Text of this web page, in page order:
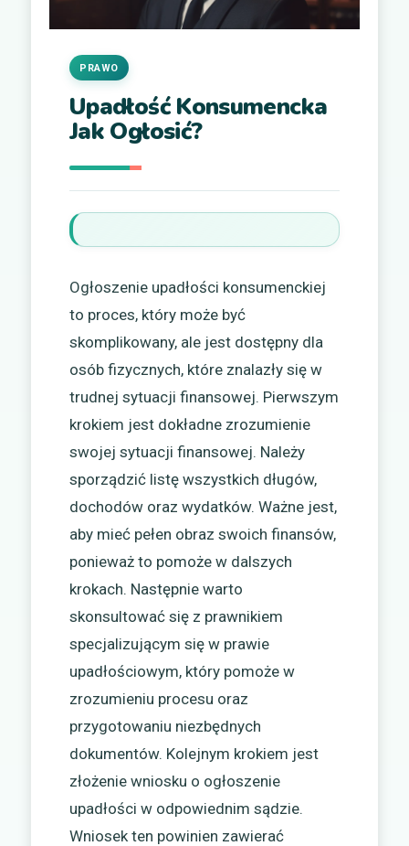
Upadłość Konsumencka
Jak Ogłosić?
PRAWO
Ogłoszenie upadłości konsumenckiej
to proces, który może być
skomplikowany, ale jest dostępny dla
osób fizycznych, które znalazły się w
trudnej sytuacji finansowej. Pierwszym
krokiem jest dokładne zrozumienie
swojej sytuacji finansowej. Należy
sporządzić listę wszystkich długów,
dochodów oraz wydatków. Ważne jest,
aby mieć pełen obraz swoich finansów,
ponieważ to pomoże w dalszych
krokach. Następnie warto
skonsultować się z prawnikiem
specjalizującym się w prawie
upadłościowym, który pomoże w
zrozumieniu procesu oraz
przygotowaniu niezbędnych
dokumentów. Kolejnym krokiem jest
złożenie wniosku o ogłoszenie
upadłości w odpowiednim sądzie.
Wniosek ten powinien zawierać